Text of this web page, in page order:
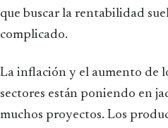
que buscar la rentabilidad
complicado.
La inflación y el aumento de
sectores están poniendo en
muchos proyectos. Los